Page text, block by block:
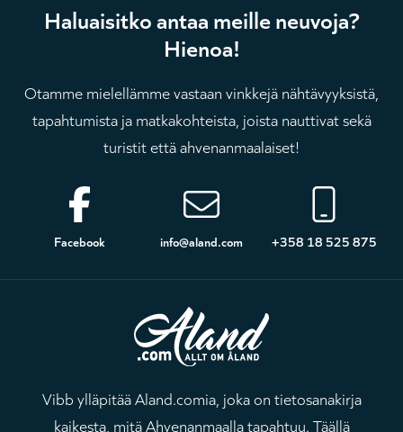
Haluaisitko antaa meille neuvoja?
Hienoa!
Otamme mielellämme vastaan ​​vinkkejä nähtävyyksistä,
tapahtumista ja matkakohteista, joista nauttivat sekä
turistit että ahvenanmaalaiset!
Alatunniste
Facebook info@aland.com +358 18 525 875
Vibb ylläpitää Aland.comia, joka on tietosanakirja
kaikesta, mitä Ahvenanmaalla tapahtuu. Täällä